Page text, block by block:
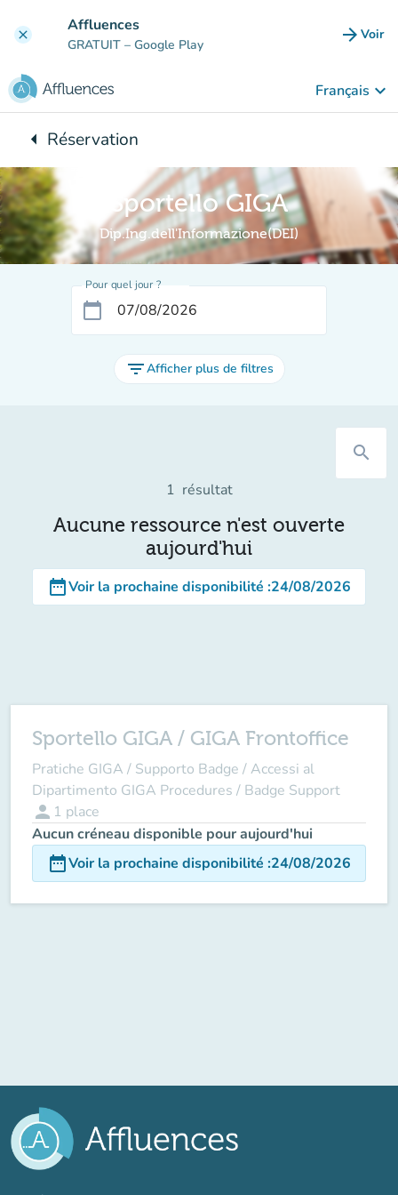
clear Affluences
GRATUIT – Google Play arrow_forward Voir
Français keyboard_arrow_down
arrow_leftRetour à :
Réservation
Sportello GIGA
Dip.Ing.dell'Informazione(DEI)
Pour quel jour ?
calendar_today
filter_listAfficher plus de filtres
search
1 résultat
Aucune ressource n'est ouverte
aujourd'hui
date_rangeVoir la prochaine disponibilité :24/08/2026
Sportello GIGA / GIGA Frontoffice
Pratiche GIGA / Supporto Badge / Accessi al
Dipartimento GIGA Procedures / Badge Support
person 1 place
Aucun créneau disponible pour aujourd'hui
date_rangeVoir la prochaine disponibilité :24/08/2026